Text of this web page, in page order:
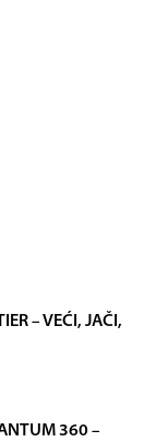
– VEĆI, JAČI,
360 –